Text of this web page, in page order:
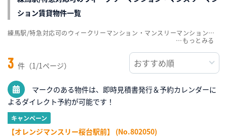
ション賃貸物件一覧
3 件（1/1ページ）
マークのある物件は、即時見積書発行＆予約カレンダーに
よるダイレクト予約が可能です！
キャンペーン
【オレンジマンスリー桜台駅前】 (No.802050)
練馬駅/特急対応可のウィークリーマンション・マンスリーマンション賃貸物件一覧を掲載中。敷金・礼金無料、家具・家電付をご紹介。こだわり条件での絞込みも簡単！
…